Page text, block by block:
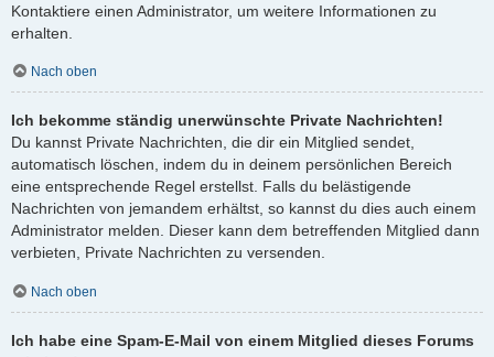
Kontaktiere einen Administrator, um weitere Informationen zu
erhalten.
Nach oben
Ich bekomme ständig unerwünschte Private Nachrichten!
Du kannst Private Nachrichten, die dir ein Mitglied sendet,
automatisch löschen, indem du in deinem persönlichen Bereich
eine entsprechende Regel erstellst. Falls du belästigende
Nachrichten von jemandem erhältst, so kannst du dies auch einem
Administrator melden. Dieser kann dem betreffenden Mitglied dann
verbieten, Private Nachrichten zu versenden.
Nach oben
Ich habe eine Spam-E-Mail von einem Mitglied dieses Forums